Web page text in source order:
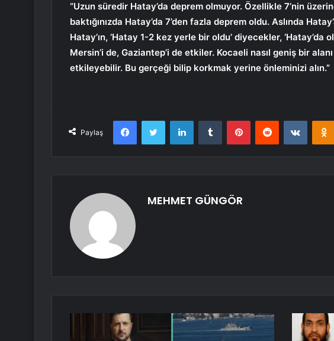
“Uzun süredir Hatay’da deprem olmuyor. Özellikle 7’nin
baktığınızda Hatay’da 7’den fazla deprem oldu. Aslında
Hatay’ın, ‘Hatay 1-2 kez yerle bir oldu’ diyecekler, ‘Hatay’da
Mersin’i de, Gaziantep’i de etkiler. Kocaeli nasıl geniş bir
etkileyebilir. Bu gerçeği bilip korkmak yerine önleminizi alın.”
Paylaş
FacebookTwitter LinkedInTumblr PinterestReddit
MEHMET GÜNGÖR